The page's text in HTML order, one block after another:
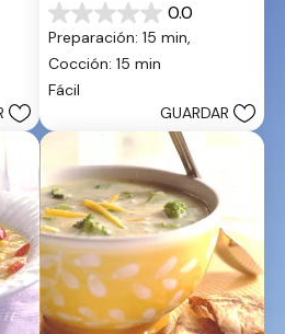
0.0
0.0
de
5
estrellas.
Preparación: 15 min,
Cocción: 15 min
Fácil
GUARDAR